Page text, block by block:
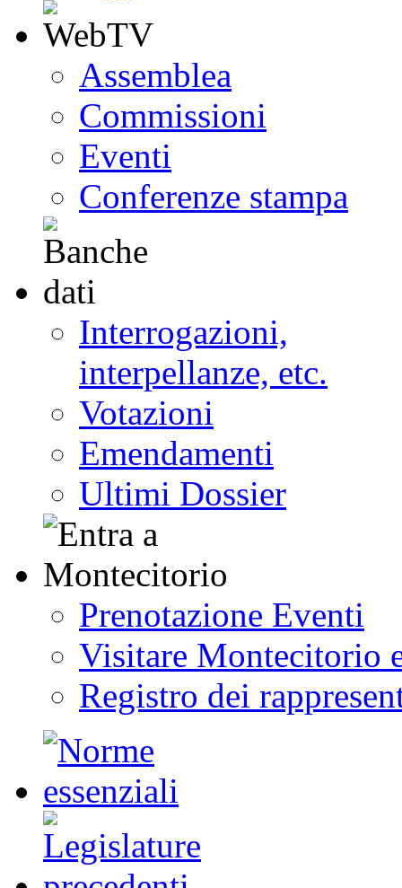
Assemblea
Commissioni
Eventi
Conferenze stampa
Interrogazioni,
interpellanze, etc.
Votazioni
Emendamenti
Ultimi Dossier
Prenotazione Eventi
Visitare Montecitorio
Registro dei